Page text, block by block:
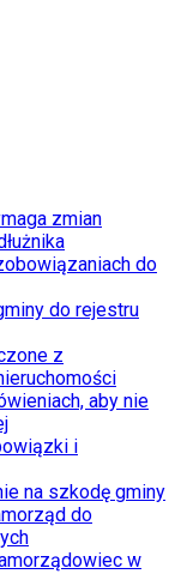
zmian
do
do rejestru
z
aby nie
i
na szkodę gminy
do
w